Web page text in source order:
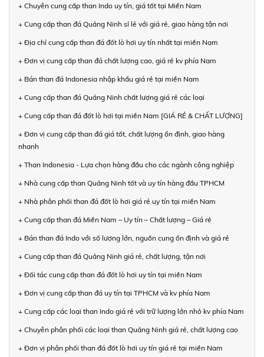
+ Chuyên cung cấp than Indo uy tín, giá tốt tại Miền Nam
+ Cung cấp than đá Quảng Ninh sỉ lẻ với giá rẻ, giao hàng tận nơi
+ Địa chỉ cung cấp than đá đốt lò hơi uy tín nhất tại miền Nam
+ Đơn vị cung cấp than đá chất lượng cao, giá rẻ kv phía Nam
+ Bán than đá Indonesia nhập khẩu giá rẻ tại miền Nam
+ Cung cấp than đá Quảng Ninh chất lượng giá rẻ các loại
+ Cung cấp than đá đốt lò hơi tại miền Nam [GIÁ RẺ & CHẤT LƯỢNG]
+ Đơn vị cung cấp than đá giá tốt, chất lượng ổn định, giao hàng
nhanh
+ Than Indonesia - Lựa chọn hàng đầu cho các ngành công nghiệp
+ Nhà cung cấp than Quảng Ninh tốt và uy tín hàng đầu TPHCM
+ Nhà phân phối than đá đốt lò hơi giá rẻ uy tín tại miền Nam
+ Cung cấp than đá Miền Nam – Uy tín – Chất lượng – Giá rẻ
+ Bán than đá Indo với số lượng lớn, nguồn cung ổn định và giá rẻ
+ Cung cấp than đá Quảng Ninh giá rẻ, chất lượng, tận nơi
+ Đối tác cung cấp than đá đốt lò hơi uy tín tại miền Nam
+ Đơn vị cung cấp than đá uy tín tại TPHCM và kv phía Nam
+ Cung cấp các loại than Indo giá rẻ với trữ lượng lớn nhỏ kv phía Nam
+ Chuyên phân phối các loại than Quảng Ninh giá rẻ, chất lượng cao
+ Đơn vị phân phối than đá đốt lò hơi uy tín giá rẻ tại miền Nam